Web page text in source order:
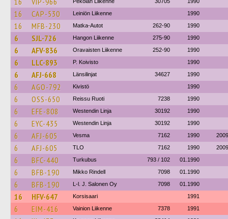
16 CAP-530 Leiniön Liikenne 1990
16 MFB-230 Matka-Autot 262-90 1990
6 SJL-726 Hangon Liikenne 275-90 1990
6 AFV-836 Oravaisten Liikenne 252-90 1990
6 LLC-893 P. Koivisto 1990
6 AFJ-668 Länsilinjat 34627 1990
6 AGO-792 Kivistö 1990
6 OSS-650 Reissu Ruoti 7238 1990
6 EFE-808 Westendin Linja 30192 1990
6 EYC-435 Westendin Linja 30192 1990
6 AFJ-605 Vesma 7162 1990 2009
6 AFJ-605 TLO 7162 1990 2009
6 BFC-440 Turkubus 793 / 102 01.1990
6 BFB-190 Mikko Rindell 7098 01.1990
6 BFB-190 L-l. J. Salonen Oy 7098 01.1990
16 HFV-647 Korsisaari 1991
6 EIM-416 Vainion Liikenne 7378 1991